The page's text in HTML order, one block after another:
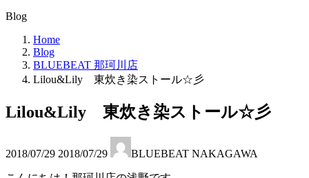
キ
に
Blog
Home
Blog
BLUEBEAT 那珂川店
Lilou&Lily 東炊き染ストール☆彡
Lilou&Lily 東炊き染ストール☆彡
2018/07/29 終
更
2018/07/29 BLUEBEAT NAKAGAWA